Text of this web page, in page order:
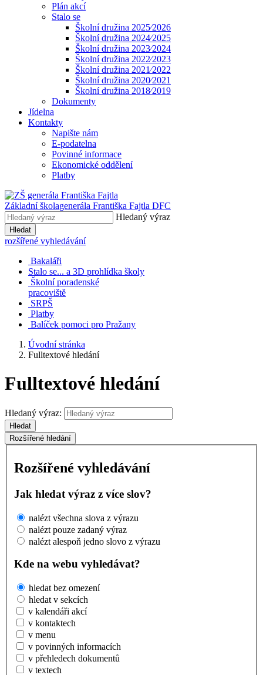
Plán akcí
Stalo se
Školní družina 2025⁄2026
Školní družina 2024⁄2025
Školní družina 2023⁄2024
Školní družina 2022⁄2023
Školní družina 2021⁄2022
Školní družina 2020⁄2021
Školní družina 2018⁄2019
Dokumenty
Jídelna
Kontakty
Napište nám
E-podatelna
Povinné informace
Ekonomické oddělení
Platby
Základní školagenerála Františka Fajtla DFC
Hledaný výraz
Hledat
rozšířené vyhledávání
Bakaláři
Stalo se... a 3D prohlídka školy
Školní poradenské
pracoviště
SRPŠ
Platby
Balíček pomoci pro Pražany
Úvodní stránka
Fulltextové hledání
Fulltextové hledání
Hledaný výraz:
Hledat
Rozšířené hledání
Rozšířené vyhledávání
Jak hledat výraz z více slov?
nalézt všechna slova z výrazu
nalézt pouze zadaný výraz
nalézt alespoň jedno slovo z výrazu
Kde na webu vyhledávat?
hledat bez omezení
hledat v sekcích
v kalendáři akcí
v kontaktech
v menu
v povinných informacích
v přehledech dokumentů
v textech